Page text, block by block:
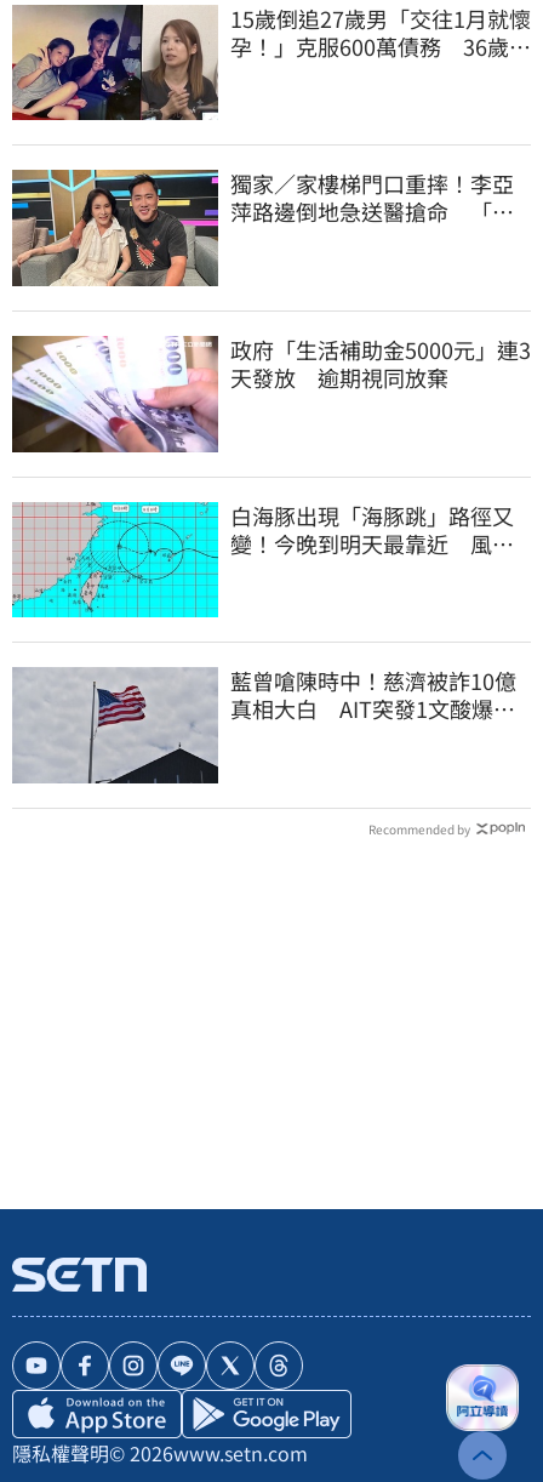
15歲倒追27歲男「交往1月就懷
孕！」克服600萬債務 36歲美
獨家／家樓梯門口重摔！李亞
萍路邊倒地急送醫搶命 「最
政府「生活補助金5000元」連3
天發放 逾期視同放棄
白海豚出現「海豚跳」路徑又
變！今晚到明天最靠近 風雨
藍曾嗆陳時中！慈濟被詐10億
真相大白 AIT突發1文酸爆…
Recommended by
隱私權聲明© 2026www.setn.com